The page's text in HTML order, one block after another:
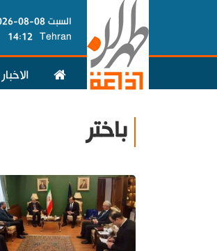
السبت 08-08-2026
Tehran
14:12
الاخبار
باختر